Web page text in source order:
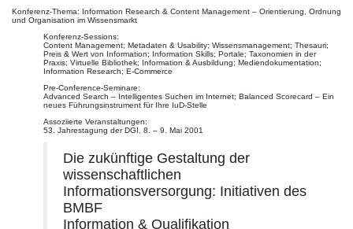
Konferenz-Thema: Information Research & Content Management – Orientierung, Ordnung
und Organisation im Wissensmarkt
Konferenz-Sessions:
Content Management; Metadaten & Usability; Wissensmanagement; Thesauri;
Preis & Wert von Information; Information Skills; Portale; Taxonomien in der
Praxis; Virtuelle Bibliothek; Information & Ausbildung; Mediendokumentation;
Information Research; E-Commerce
Pre-Conference-Seminare:
Advanced Search – Intelligentes Suchen im Internet; Balanced Scorecard – Ein
neues Führungsinstrument für Ihre IuD-Stelle
Assoziierte Veranstaltungen:
53. Jahrestagung der DGI, 8. – 9. Mai 2001
Die zukünftige Gestaltung der
wissenschaftlichen
Informationsversorgung: Initiativen des
BMBF
Information & Qualifikation